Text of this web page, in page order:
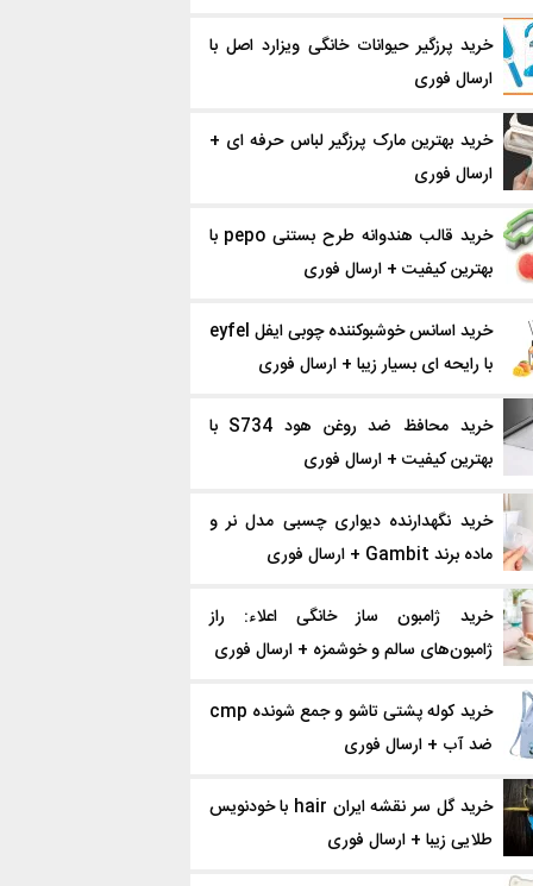
خرید پرزگیر حیوانات خانگی ویزارد اصل با
ارسال فوری
خرید بهترین مارک پرزگیر لباس حرفه ای +
ارسال فوری
خرید قالب هندوانه طرح بستنی pepo با
بهترین کیفیت + ارسال فوری
خرید اسانس خوشبوکننده چوبی ایفل eyfel
با رایحه ای بسیار زیبا + ارسال فوری
خرید محافظ ضد روغن هود S734 با
بهترین کیفیت + ارسال فوری
خرید نگهدارنده دیواری چسبی مدل نر و
ماده برند Gambit + ارسال فوری
خرید ژامبون ساز خانگی اعلاء: راز
ژامبون‌های سالم و خوشمزه + ارسال فوری
خرید کوله پشتی تاشو و جمع شونده cmp
ضد آب + ارسال فوری
خرید گل سر نقشه ایران hair با خودنویس
طلایی زیبا + ارسال فوری